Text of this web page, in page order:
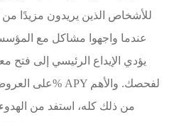
للأشخاص الذين يريدون مزيدًا
عندما واجهوا مشاكل مع
يؤدي الإيداع الرئيسي إلى فتح
من ذلك كله، استفد من الهدوء